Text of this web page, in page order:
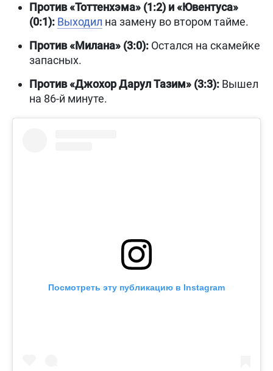
Против «Тоттенхэма» (1:2) и «Ювентуса»
(0:1): Выходил на замену во втором тайме.
Против «Милана» (3:0): Остался на скамейке
запасных.
Против «Джохор Дарул Тазим» (3:3): Вышел
на 86-й минуте.
Посмотреть эту публикацию в Instagram